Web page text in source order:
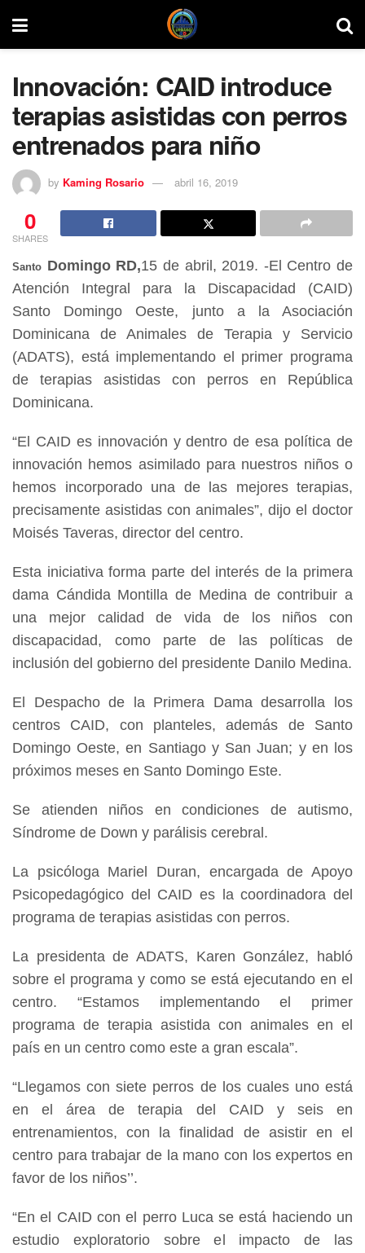
Innovación: CAID introduce
terapias asistidas con perros
entrenados para niño
by Kaming Rosario abril 16, 2019
0
SHARES
Santo Domingo RD,15 de abril, 2019. -El Centro de
Atención Integral para la Discapacidad (CAID)
Santo Domingo Oeste, junto a la Asociación
Dominicana de Animales de Terapia y Servicio
(ADATS), está implementando el primer programa
de terapias asistidas con perros en República
Dominicana.
“El CAID es innovación y dentro de esa política de
innovación hemos asimilado para nuestros niños o
hemos incorporado una de las mejores terapias,
precisamente asistidas con animales”, dijo el doctor
Moisés Taveras, director del centro.
Esta iniciativa forma parte del interés de la primera
dama Cándida Montilla de Medina de contribuir a
una mejor calidad de vida de los niños con
discapacidad, como parte de las políticas de
inclusión del gobierno del presidente Danilo Medina.
El Despacho de la Primera Dama desarrolla los
centros CAID, con planteles, además de Santo
Domingo Oeste, en Santiago y San Juan; y en los
próximos meses en Santo Domingo Este.
Se atienden niños en condiciones de autismo,
Síndrome de Down y parálisis cerebral.
La psicóloga Mariel Duran, encargada de Apoyo
Psicopedagógico del CAID es la coordinadora del
programa de terapias asistidas con perros.
La presidenta de ADATS, Karen González, habló
sobre el programa y como se está ejecutando en el
centro. “Estamos implementando el primer
programa de terapia asistida con animales en el
país en un centro como este a gran escala”.
“Llegamos con siete perros de los cuales uno está
en el área de terapia del CAID y seis en
entrenamientos, con la finalidad de asistir en el
centro para trabajar de la mano con los expertos en
favor de los niños’’.
“En el CAID con el perro Luca se está haciendo un
estudio exploratorio sobre el impacto de las